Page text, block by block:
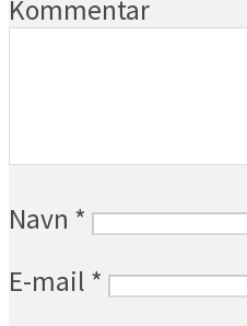
Kommentar
Navn *
E-mail *